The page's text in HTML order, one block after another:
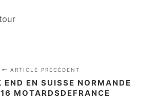
ARTICLE PRÉCÉDENT
EN SUISSE NORMANDE
MOTARDSDEFRANCE